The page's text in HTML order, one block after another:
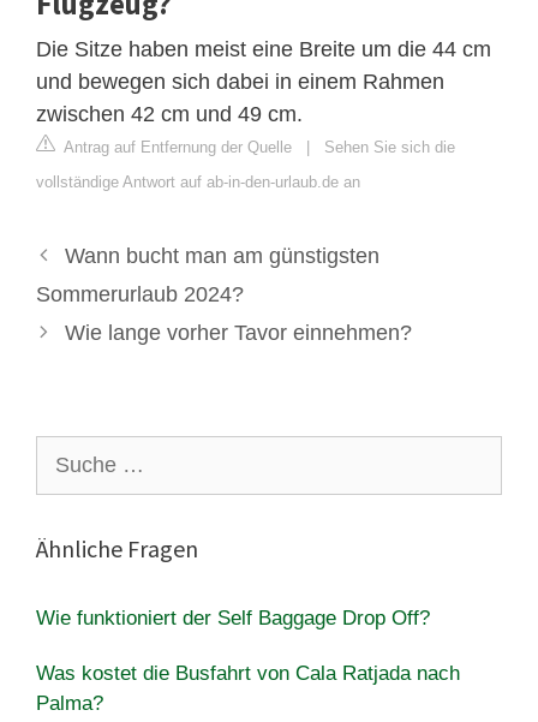
Die Sitze haben meist eine Breite um die 44 cm
und bewegen sich dabei in einem Rahmen
zwischen 42 cm und 49 cm.
Antrag auf Entfernung der Quelle | Sehen Sie sich die
vollständige Antwort auf ab-in-den-urlaub.de an
Wann bucht man am günstigsten
Sommerurlaub 2024?
Wie lange vorher Tavor einnehmen?
nach:
Ähnliche Fragen
Wie funktioniert der Self Baggage Drop Off?
Was kostet die Busfahrt von Cala Ratjada nach
Palma?